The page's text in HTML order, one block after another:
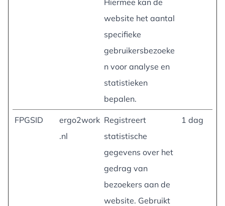
Hiermee kan de
website het aantal
specifieke
gebruikersbezoeke
n voor analyse en
statistieken
bepalen.
FPGSID
ergo2work
.nl
Registreert
statistische
gegevens over het
gedrag van
bezoekers aan de
website. Gebruikt
1 dag